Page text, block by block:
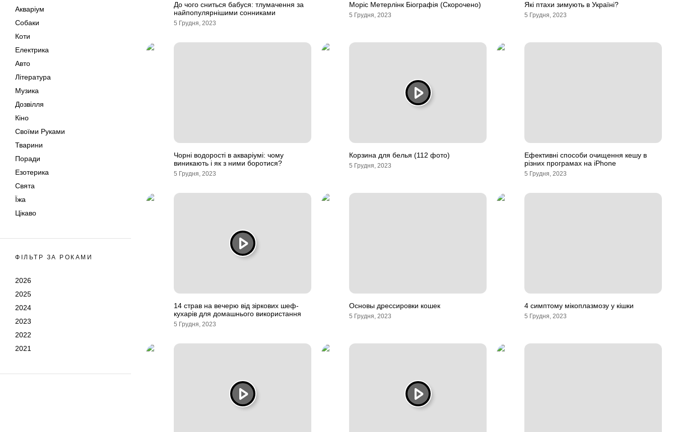
Акваріум
Собаки
Коти
Електрика
Авто
Література
Музика
Дозвілля
Кіно
Своїми Руками
Тварини
Поради
Езотерика
Свята
Їжа
Цікаво
ФІЛЬТР ЗА РОКАМИ
2026
2025
2024
2023
2022
2021
До чого сниться бабуся: тлумачення за
найпопулярнішими сонниками
5 Грудня, 2023
Моріс Метерлінк Біографія (Скорочено)
5 Грудня, 2023
Які птахи зимують в Україні?
5 Грудня, 2023
Чорні водорості в акваріумі: чому
виникають і як з ними боротися?
5 Грудня, 2023
Корзина для белья (112 фото)
5 Грудня, 2023
Ефективні способи очищення кешу в
різних програмах на iPhone
5 Грудня, 2023
14 страв на вечерю від зіркових шеф-
кухарів для домашнього використання
5 Грудня, 2023
Основы дрессировки кошек
5 Грудня, 2023
4 симптому мікоплазмозу у кішки
5 Грудня, 2023